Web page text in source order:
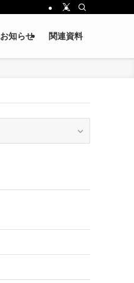
お知らせ 関連資料